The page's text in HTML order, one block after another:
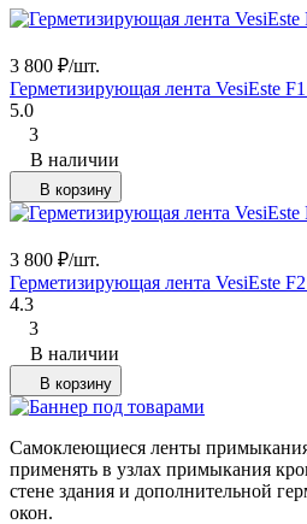
3 800 ₽/шт.
Герметизирующая лента VesiEste
5.0
3
В наличии
В корзину
3 800 ₽/шт.
Герметизирующая лента VesiEste
4.3
3
В наличии
В корзину
Самоклеющиеся ленты примыкания
применять в узлах примыкания
стене здания и дополнительной
окон.